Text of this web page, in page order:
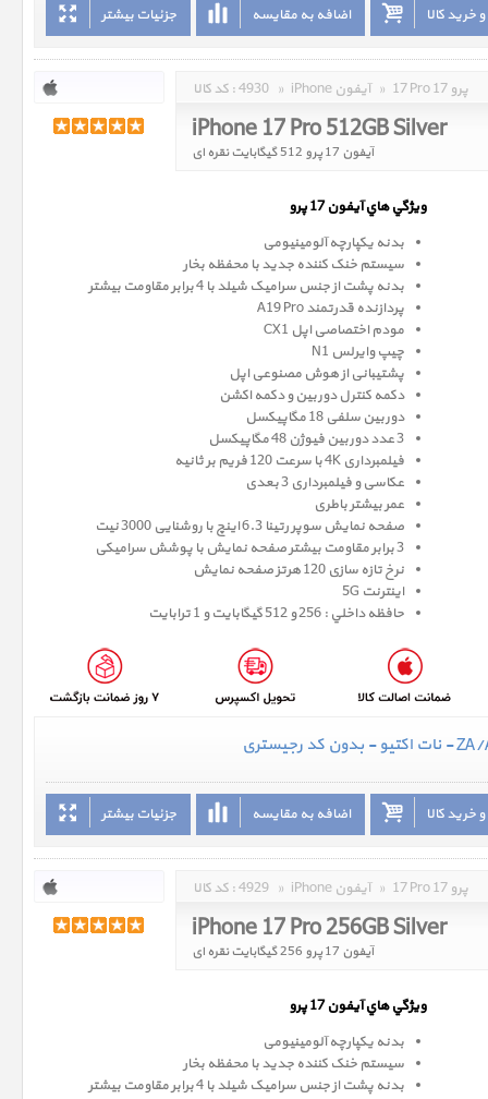
جزئیات بیشتر اضافه به مقایسه خرید کالا
کد کالا : 4930 » iPhone آیفون » 17 Pro 17 پرو
iPhone 17 Pro 512GB Silver
آیفون 17 پرو 512 گیگابایت نقره ای
ويژگي هاي آيفون 17 پرو
بدنه یکپارچه آلومینیومی
سیستم خنک کننده جدید با محفظه بخار
بدنه پشت از جنس سرامیک شیلد با 4 برابر مقاومت بیشتر
پردازنده قدرتمند A19 Pro
مودم اختصاصی اپل CX1
چیپ وایرلس N1
پشتیبانی از هوش مصنوعی اپل
دکمه کنترل دوربین و دکمه اکشن
دوربین سلفی 18 مگاپیکسل
3 عدد دوربین فیوژن 48 مگاپیکسل
فیلمبرداری 4K با سرعت 120 فریم بر ثانیه
عکاسی و فیلمبرداری 3 بعدی
عمر بیشتر باطری
صفحه نمايش سوپر رتينا 6.3 اينچ با روشنایی 3000 نیت
3 برابر مقاومت بیشتر صفحه نمایش با پوشش سرامیکی
نرخ تازه سازی 120 هرتز صفحه نمایش
اینترنت 5G
حافظه داخلي : 256 و 512 گيگابايت و 1 ترابایت
جزئیات بیشتر اضافه به مقایسه خرید کالا
کد کالا : 4929 » iPhone آیفون » 17 Pro 17 پرو
iPhone 17 Pro 256GB Silver
آیفون 17 پرو 256 گیگابایت نقره ای
ويژگي هاي آيفون 17 پرو
بدنه یکپارچه آلومینیومی
سیستم خنک کننده جدید با محفظه بخار
بدنه پشت از جنس سرامیک شیلد با 4 برابر مقاومت بیشتر